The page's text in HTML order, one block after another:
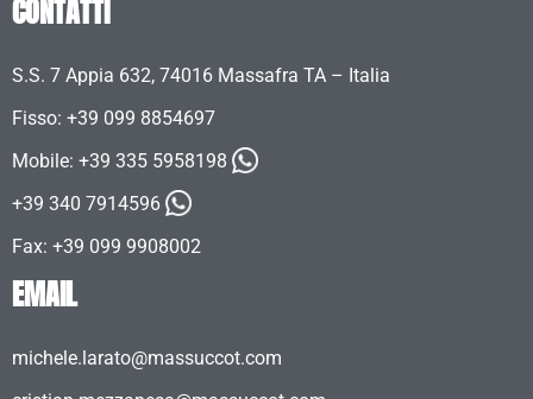
CONTATTI
S.S. 7 Appia 632, 74016 Massafra TA – Italia
Fisso: +39 099 8854697
Mobile: +39 335 5958198
+39 340 7914596
Fax: +39 099 9908002
EMAIL
michele.larato@massuccot.com